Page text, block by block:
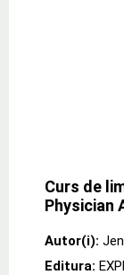
Curs de
Physician
Autor(i):
Editura: